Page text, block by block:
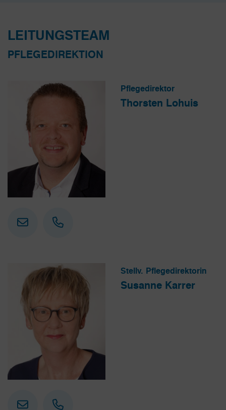
LEITUNGSTEAM
PFLEGEDIREKTION
Pflegedirektor
Thorsten Lohuis
Stellv. Pflegedirektorin
Susanne Karrer